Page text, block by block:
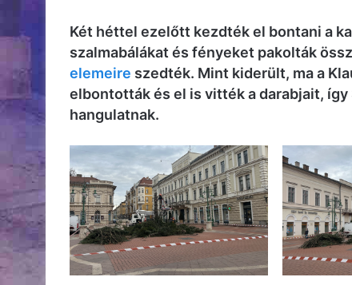
Két héttel ezelőtt kezdték el bontani a
szalmabálákat és fényeket pakolták
elemeire szedték. Mint kiderült, ma a
elbontották és el is vitték a darabjait,
hangulatnak.